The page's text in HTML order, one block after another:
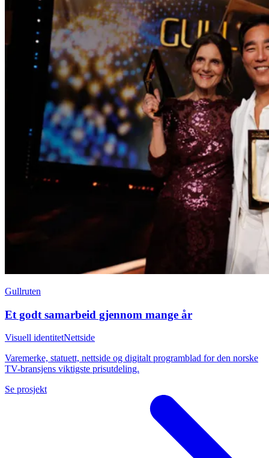
Gullruten
Et godt samarbeid gjennom mange år
Visuell identitetNettside
Varemerke, statuett, nettside og digitalt programblad for den norske
TV-bransjens viktigste prisutdeling.
Se prosjekt